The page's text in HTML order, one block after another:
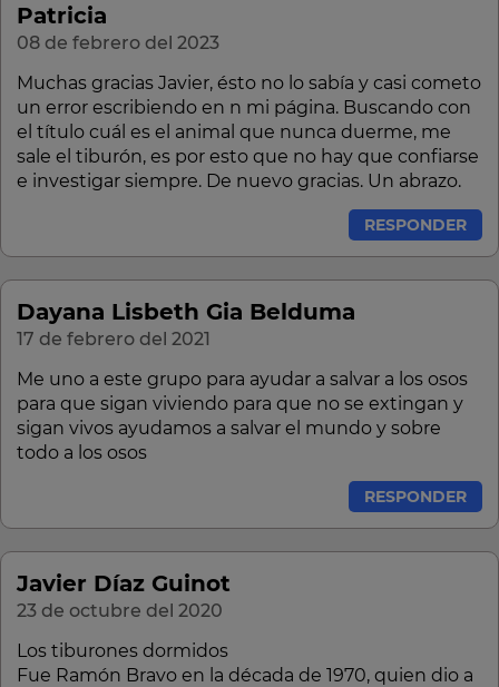
Patricia
08 de febrero del 2023
Muchas gracias Javier, ésto no lo sabía y casi cometo
un error escribiendo en n mi página. Buscando con
el título cuál es el animal que nunca duerme, me
sale el tiburón, es por esto que no hay que confiarse
e investigar siempre. De nuevo gracias. Un abrazo.
RESPONDER
Dayana Lisbeth Gia Belduma
17 de febrero del 2021
Me uno a este grupo para ayudar a salvar a los osos
para que sigan viviendo para que no se extingan y
sigan vivos ayudamos a salvar el mundo y sobre
todo a los osos
RESPONDER
Javier Díaz Guinot
23 de octubre del 2020
Los tiburones dormidos
Fue Ramón Bravo en la década de 1970, quien dio a